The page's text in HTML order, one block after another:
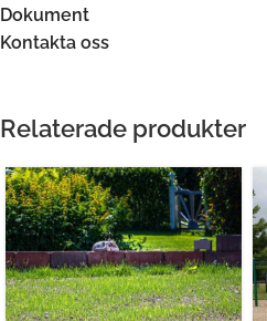
Dokument
Kontakta oss
Relaterade produkter